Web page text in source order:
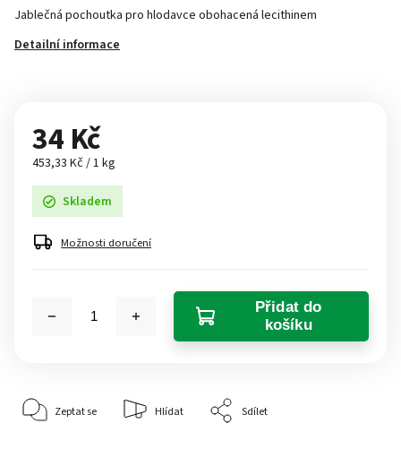
Jablečná pochoutka pro hlodavce obohacená lecithinem
Detailní informace
34 Kč
453,33 Kč / 1 kg
Skladem
Možnosti doručení
Přidat do
košíku
Zeptat se Hlídat Sdílet